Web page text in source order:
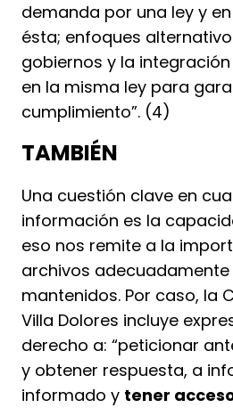
demanda por una ley y
ésta; enfoques
gobiernos y la
en la misma ley para
cumplimiento”. (4)
TAMBIÉN
Una cuestión clave en
información es la
eso nos remite a la
archivos
mantenidos. Por caso, la
Villa Dolores incluye
derecho a: “peticionar
y obtener respuesta, a
informado y tener